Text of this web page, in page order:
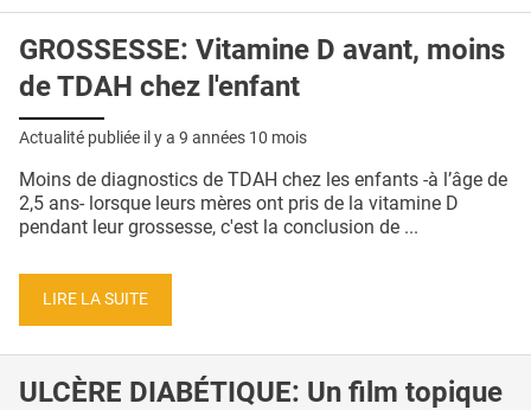
GROSSESSE: Vitamine D avant, moins
de TDAH chez l'enfant
Actualité publiée il y a 9 années 10 mois
Moins de diagnostics de TDAH chez les enfants -à l’âge de
2,5 ans- lorsque leurs mères ont pris de la vitamine D
pendant leur grossesse, c'est la conclusion de ...
LIRE LA SUITE
ULCÈRE DIABÉTIQUE: Un film topique